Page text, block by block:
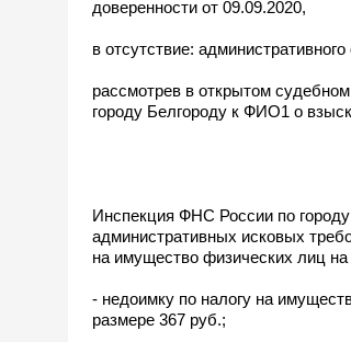
доверенности от 09.09.2020,
в отсутствие:
рассмотрев в открытом
городу Белгороду к ФИО1 о
Инспекция ФНС России по
административных исковых
на имущество физических лиц
- недоимку по налогу на
размере 367 руб.;